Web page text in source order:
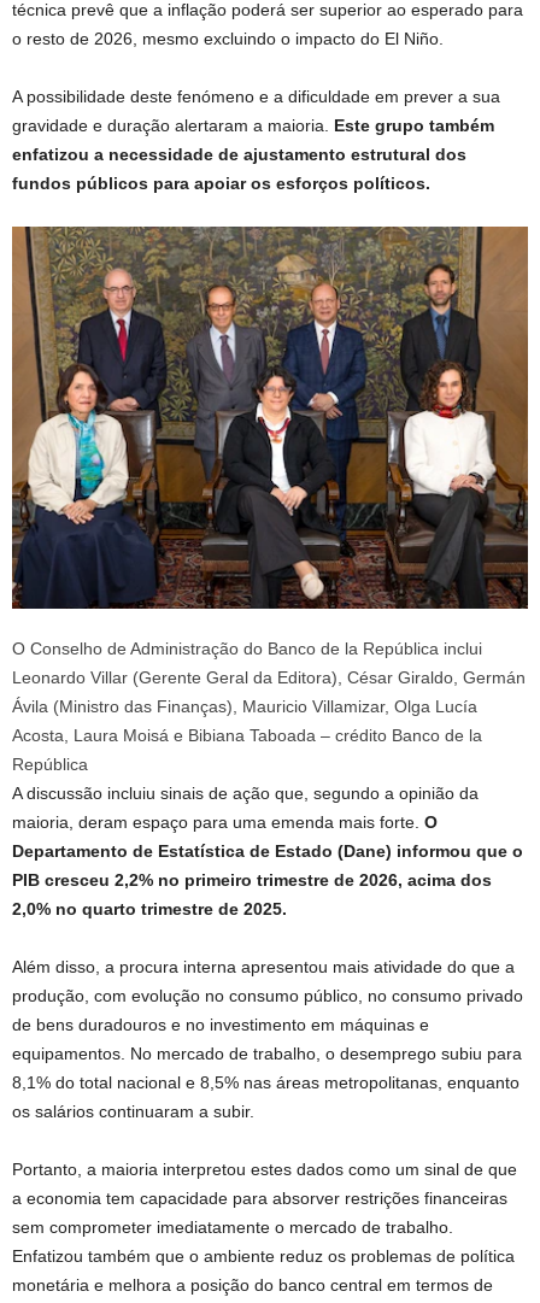
técnica prevê que a inflação poderá ser superior ao esperado para
o resto de 2026, mesmo excluindo o impacto do El Niño.
A possibilidade deste fenómeno e a dificuldade em prever a sua
gravidade e duração alertaram a maioria. Este grupo também
enfatizou a necessidade de ajustamento estrutural dos
fundos públicos para apoiar os esforços políticos.
O Conselho de Administração do Banco de la República inclui
Leonardo Villar (Gerente Geral da Editora), César Giraldo, Germán
Ávila (Ministro das Finanças), Mauricio Villamizar, Olga Lucía
Acosta, Laura Moisá e Bibiana Taboada – crédito Banco de la
República
A discussão incluiu sinais de ação que, segundo a opinião da
maioria, deram espaço para uma emenda mais forte. O
Departamento de Estatística de Estado (Dane) informou que o
PIB cresceu 2,2% no primeiro trimestre de 2026, acima dos
2,0% no quarto trimestre de 2025.
Além disso, a procura interna apresentou mais atividade do que a
produção, com evolução no consumo público, no consumo privado
de bens duradouros e no investimento em máquinas e
equipamentos. No mercado de trabalho, o desemprego subiu para
8,1% do total nacional e 8,5% nas áreas metropolitanas, enquanto
os salários continuaram a subir.
Portanto, a maioria interpretou estes dados como um sinal de que
a economia tem capacidade para absorver restrições financeiras
sem comprometer imediatamente o mercado de trabalho.
Enfatizou também que o ambiente reduz os problemas de política
monetária e melhora a posição do banco central em termos de